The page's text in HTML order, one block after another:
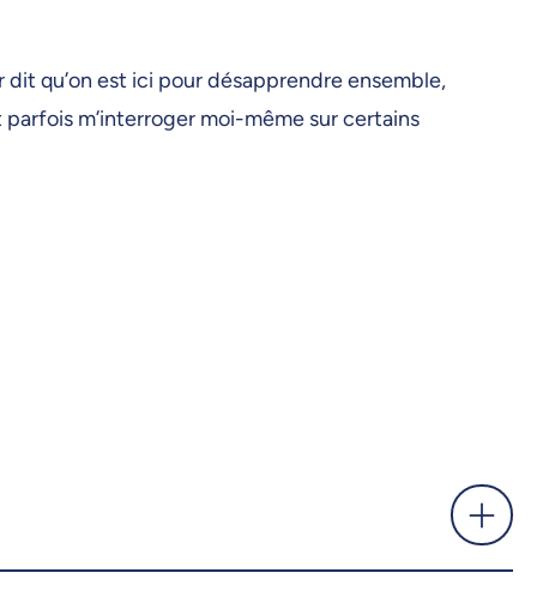
qu’on est ici pour désapprendre ensemble,
m’interroger moi-même sur certains